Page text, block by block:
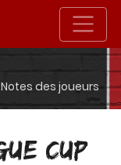
des joueurs
CUP